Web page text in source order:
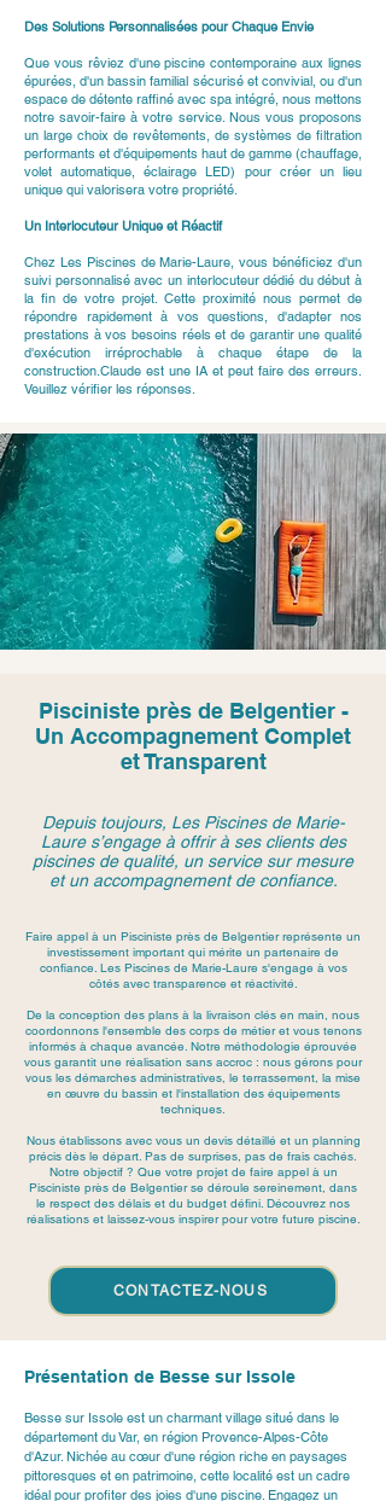
Des Solutions Personnalisées pour Chaque Envie
Que vous rêviez d'une piscine contemporaine aux lignes
épurées, d'un bassin familial sécurisé et convivial, ou d'un
espace de détente raffiné avec spa intégré, nous mettons
notre savoir-faire à votre service. Nous vous proposons
un large choix de revêtements, de systèmes de filtration
performants et d'équipements haut de gamme (chauffage,
volet automatique, éclairage LED) pour créer un lieu
unique qui valorisera votre propriété.
Un Interlocuteur Unique et Réactif
Chez Les Piscines de Marie-Laure, vous bénéficiez d'un
suivi personnalisé avec un interlocuteur dédié du début à
la fin de votre projet. Cette proximité nous permet de
répondre rapidement à vos questions, d'adapter nos
prestations à vos besoins réels et de garantir une qualité
d'exécution irréprochable à chaque étape de la
construction.Claude est une IA et peut faire des erreurs.
Veuillez vérifier les réponses.
Pisciniste près de Belgentier -
Un Accompagnement Complet
et Transparent
Depuis toujours, Les Piscines de Marie-
Laure s’engage à offrir à ses clients des
piscines de qualité, un service sur mesure
et un accompagnement de confiance.
Faire appel à un Pisciniste près de Belgentier représente un
investissement important qui mérite un partenaire de
confiance. Les Piscines de Marie-Laure s'engage à vos
côtés avec transparence et réactivité.
De la conception des plans à la livraison clés en main, nous
coordonnons l'ensemble des corps de métier et vous tenons
informés à chaque avancée. Notre méthodologie éprouvée
vous garantit une réalisation sans accroc : nous gérons pour
vous les démarches administratives, le terrassement, la mise
en œuvre du bassin et l'installation des équipements
techniques.
Nous établissons avec vous un devis détaillé et un planning
précis dès le départ. Pas de surprises, pas de frais cachés.
Notre objectif ? Que votre projet de faire appel à un
Pisciniste près de Belgentier se déroule sereinement, dans
le respect des délais et du budget défini. Découvrez nos
réalisations et laissez-vous inspirer pour votre future piscine.
CONTACTEZ-NOUS
Présentation de Besse sur Issole
Besse sur Issole est un charmant village situé dans le
département du Var, en région Provence-Alpes-Côte
d'Azur. Nichée au cœur d'une région riche en paysages
pittoresques et en patrimoine, cette localité est un cadre
idéal pour profiter des joies d'une piscine. Engagez un